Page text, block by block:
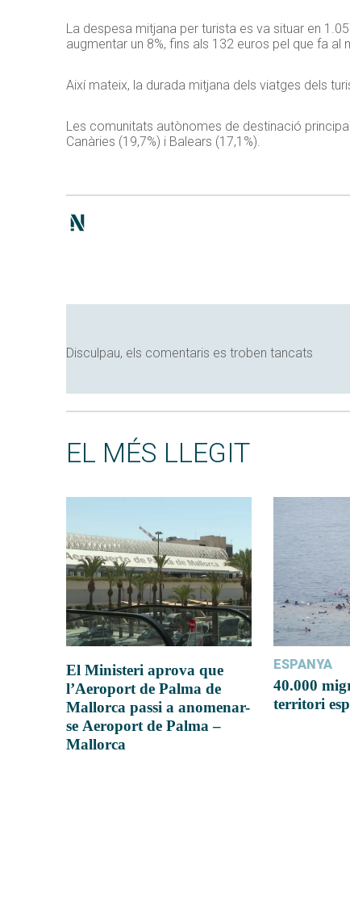
La despesa mitjana per turista es va situar en
augmentar un 8%, fins als 132 euros pel que fa al
Així mateix, la durada mitjana dels viatges dels
Les comunitats autònomes de destinació
Canàries (19,7%) i Balears (17,1%).
Disculpau, els comentaris es troben tancats
EL MÉS LLEGIT
El Ministeri aprova que
l’Aeroport de Palma de
Mallorca passi a anomenar-
se Aeroport de Palma –
Mallorca
ESPANYA
40.000
territori